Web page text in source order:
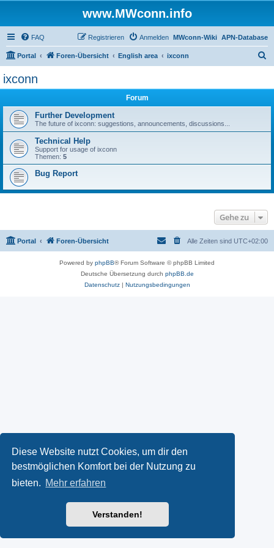
Diese Website nutzt Cookies, um dir den
bestmöglichen Komfort bei der Nutzung zu
bieten. Mehr erfahren
Verstanden!
www.MWconn.info
FAQ APN-Database
MWconn-Wiki
Anmelden
Registrieren
Portal Foren-Übersicht English area ixconn
ixconn
Forum
Further Development
The future of ixconn: suggestions, announcements, discussions...
Technical Help
Support for usage of ixconn
Themen: 5
Bug Report
Gehe zu
Portal Foren-Übersicht Alle Zeiten sind UTC+02:00
Powered by phpBB® Forum Software © phpBB Limited
Deutsche Übersetzung durch phpBB.de
Datenschutz| Nutzungsbedingungen